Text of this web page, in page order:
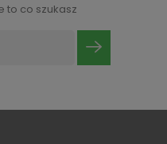
to co szukasz